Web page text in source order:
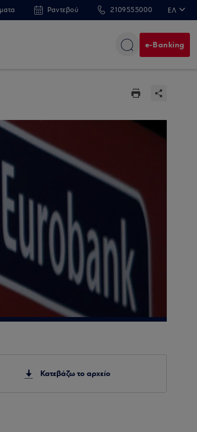
Ραντεβού 2109555000 ΕΛ
e-Banking
Κατεβάζω το αρχείο